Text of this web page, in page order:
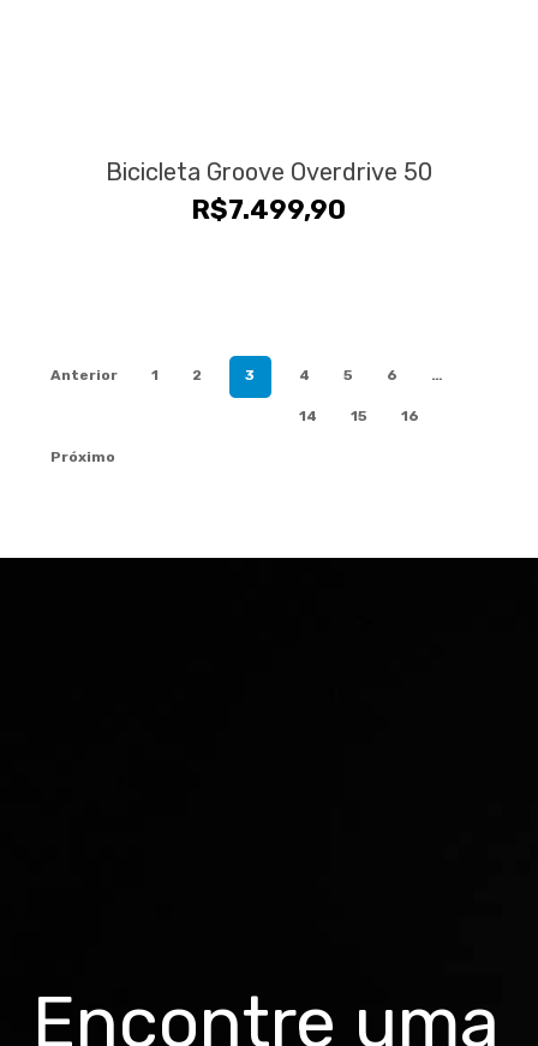
Bicicleta Groove Overdrive 50
R$7.499,90
Anterior 1 2 3 4 5 6 …
14 15 16
Próximo
Encontre uma